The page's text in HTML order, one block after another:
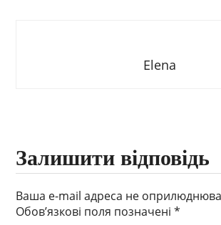
Elena
Залишити відповідь
Ваша e-mail адреса не
Обов’язкові поля позначені*